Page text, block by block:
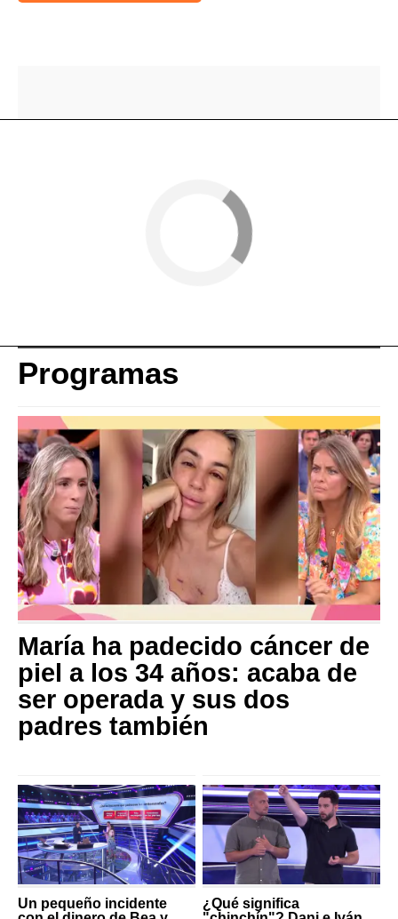
Programas
María ha padecido cáncer de
piel a los 34 años: acaba de
ser operada y sus dos
padres también
Un pequeño incidente
¿Qué significa